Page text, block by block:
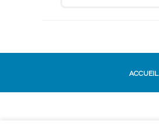
ACCUEIL